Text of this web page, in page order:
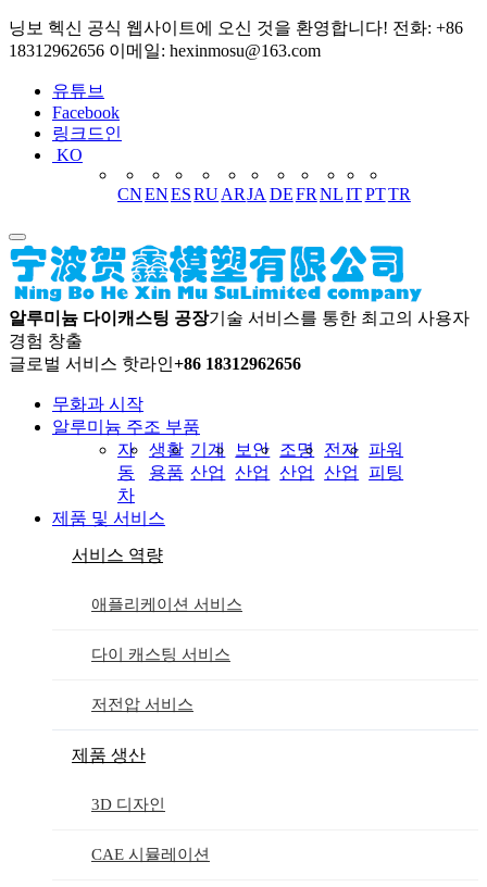
닝보 헥신 공식 웹사이트에 오신 것을 환영합니다! 전화: +86
18312962656 이메일: hexinmosu@163.com
유튜브
Facebook
링크드인
KO
CNENESRUARJA DEFR NLITPTTR
알루미늄 다이캐스팅 공장기술 서비스를 통한 최고의 사용자
경험 창출
글로벌 서비스 핫라인+86 18312962656
무화과 시작
알루미늄 주조 부품
자
동
차
생활
용품
기계
산업
보안
산업
조명
산업
전자
산업
파워
피팅
제품 및 서비스
서비스 역량
애플리케이션 서비스
다이 캐스팅 서비스
저전압 서비스
제품 생산
3D 디자인
CAE 시뮬레이션